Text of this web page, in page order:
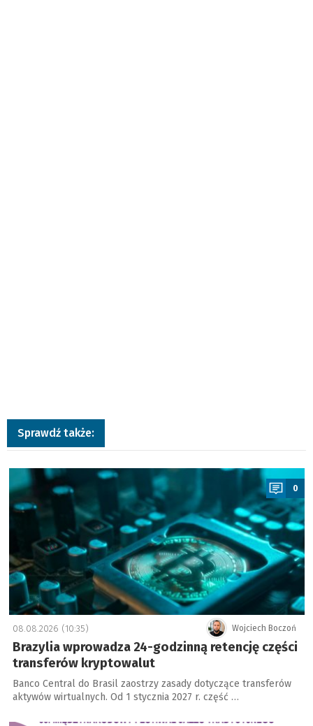
Sprawdź także:
a
0
Wojciech Boczoń
08.08.2026 (10:35)
Brazylia wprowadza 24-godzinną retencję części
transferów kryptowalut
Banco Central do Brasil zaostrzy zasady dotyczące transferów
aktywów wirtualnych. Od 1 stycznia 2027 r. część …
a